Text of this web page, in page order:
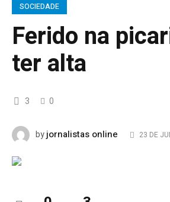
SOCIEDADE
Ferido na
ter alta
3 0
byjornalistas online 23 DE